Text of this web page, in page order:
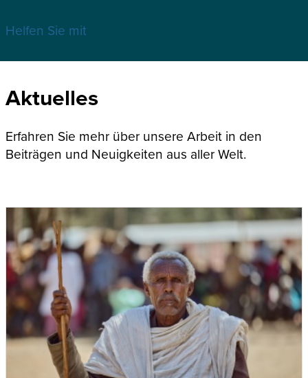
Helfen Sie mit
Aktuelles
Erfahren Sie mehr über unsere Arbeit in den
Beiträgen und Neuigkeiten aus aller Welt.